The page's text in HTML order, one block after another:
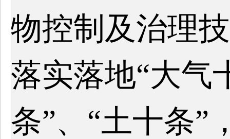
物控制及治理
落实落地“大气
条”、“土十条”